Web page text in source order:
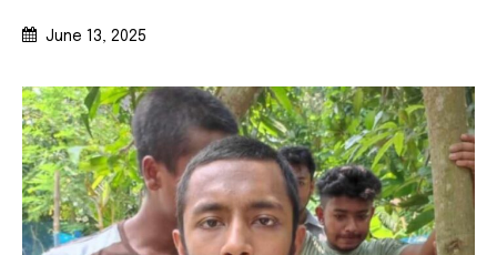
June 13, 2025